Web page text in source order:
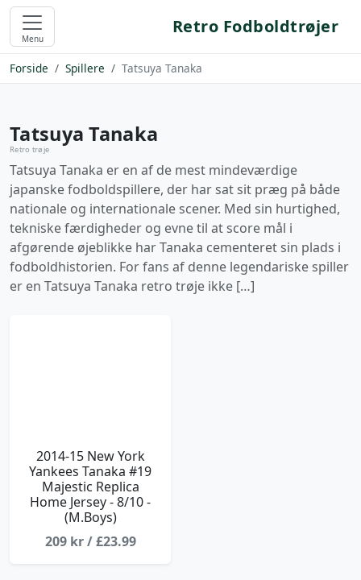
Menu
Retro Fodboldtrøjer
Forside Spillere Tatsuya Tanaka
Tatsuya Tanaka
Retro trøje
Tatsuya Tanaka er en af de mest mindeværdige
japanske fodboldspillere, der har sat sit præg på både
nationale og internationale scener. Med sin hurtighed,
tekniske færdigheder og evne til at score mål i
afgørende øjeblikke har Tanaka cementeret sin plads i
fodboldhistorien. For fans af denne legendariske spiller
er en Tatsuya Tanaka retro trøje ikke […]
2014-15 New York
Yankees Tanaka #19
Majestic Replica
Home Jersey - 8/10 -
(M.Boys)
209 kr / £23.99